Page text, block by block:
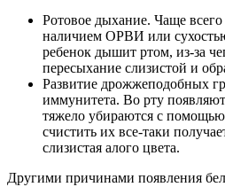
Ротовое дыхание. Чаще
наличием ОРВИ или
ребенок дышит ртом, из-за
пересыхание слизистой и
Развитие дрожжеподобных
иммунитета. Во рту
тяжело убираются с помощью
счистить их все-таки
слизистая алого цвета.
Другими причинами появления